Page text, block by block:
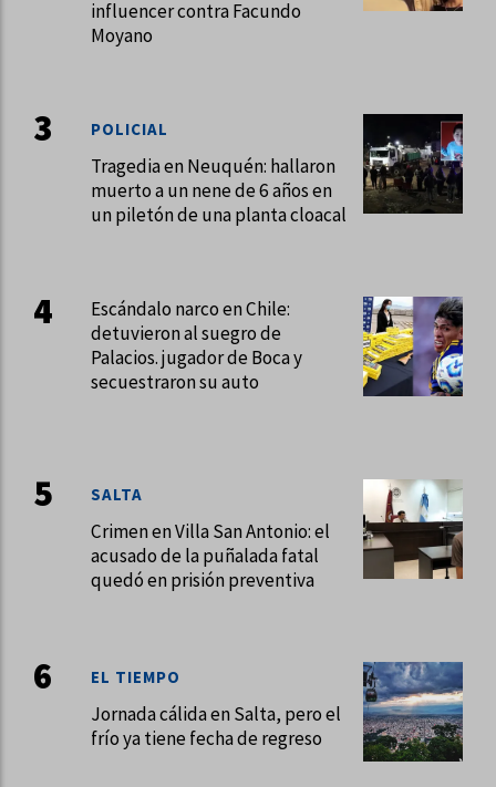
influencer contra Facundo
Moyano
Tragedia en Neuquén: hallaron
muerto a un nene de 6 años en
un piletón de una planta cloacal
POLICIAL
Escándalo narco en Chile:
detuvieron al suegro de
Palacios. jugador de Boca y
secuestraron su auto
Crimen en Villa San Antonio: el
acusado de la puñalada fatal
quedó en prisión preventiva
SALTA
Jornada cálida en Salta, pero el
frío ya tiene fecha de regreso
EL TIEMPO